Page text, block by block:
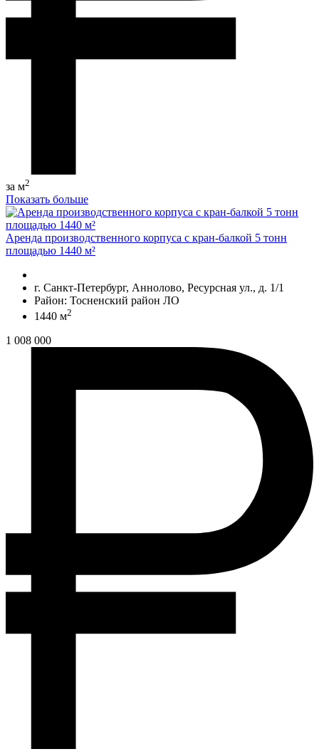
за м2
Показать больше
Аренда производственного корпуса с кран-балкой 5 тонн
площадью 1440 м²
г. Санкт-Петербург, Аннолово, Ресурсная ул., д. 1/1
Район: Тосненский район ЛО
1440 м2
1 008 000